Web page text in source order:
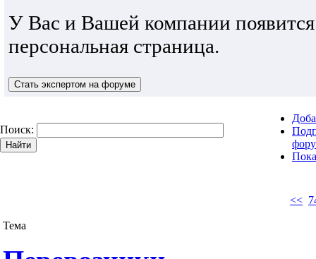
У Вас и Вашей компании появится
персональная страница.
Поиск:
<<
Тема